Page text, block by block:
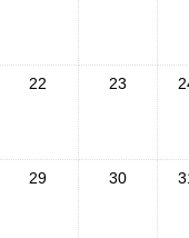
22 23
29 30